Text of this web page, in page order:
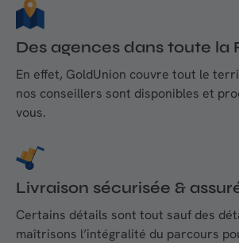
Des agences dans toute la
En effet, GoldUnion couvre tout le
nos conseillers sont disponibles et
vous.
Livraison sécurisée &
Certains détails sont tout sauf des
maîtrisons l’intégralité du parcours